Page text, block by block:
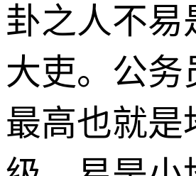
卦之人不易
大吏。公务
最高也就是